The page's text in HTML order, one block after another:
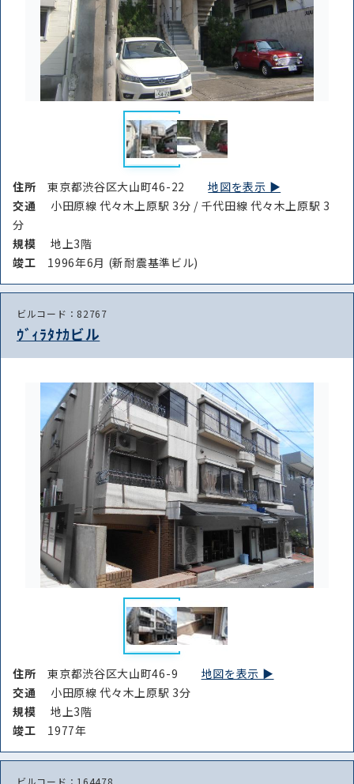
住所東京都渋谷区大山町46-22地図を表示 ▶︎
交通
小田原線 代々木上原駅 3分 / 千代田線 代々木上原駅 3
分
規模
地上3階
竣⼯ 1996年6月 (新耐震基準ビル)
ビルコード：82767
ｳﾞｨﾗﾀﾅｶビル
住所東京都渋谷区大山町46-9 地図を表示 ▶︎
交通
小田原線 代々木上原駅 3分
規模
地上3階
竣⼯ 1977年
ビルコード：164478